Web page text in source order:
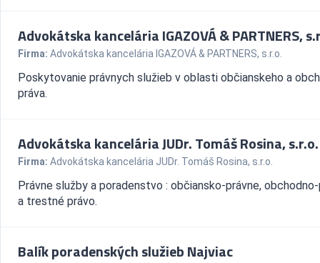
Advokátska kancelária IGAZOVÁ & PARTNERS,
Firma: Advokátska kancelária IGAZOVÁ & PARTNERS, s.r.o.
Poskytovanie právnych služieb v oblasti občianskeho a
práva.
Advokátska kancelária JUDr. Tomáš Rosina, s.r.o.
Firma: Advokátska kancelária JUDr. Tomáš Rosina, s.r.o.
Právne služby a poradenstvo : občiansko-právne,
a trestné právo.
Balík poradenských služieb Najviac